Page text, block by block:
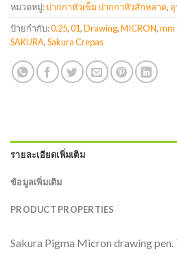
หมวดหมู่:ปากกาหัวเข็ม ปากกาหัวสักหลาด,
ป้ายกำกับ:0.25,01,Drawing,MICRON,mm
SAKURA,Sakura Crepas
รายละเอียดเพิ่มเติม
ข้อมูลเพิ่มเติม
PRODUCT PROPERTIES
Sakura Pigma Micron drawing